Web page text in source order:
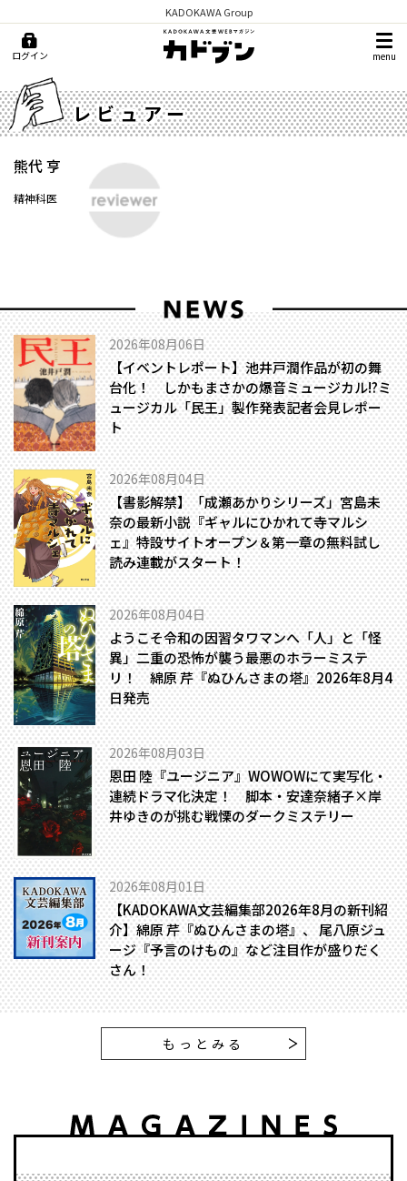
KADOKAWA Group
ログイン menu
レビュアー
熊代 亨
精神科医
2026年08月06日
【イベントレポート】池井戸潤作品が初の舞
台化！ しかもまさかの爆音ミュージカル!?――ミ
ュージカル「民王」製作発表記者会見レポー
ト
2026年08月04日
【書影解禁】「成瀬あかりシリーズ」宮島未
奈の最新小説『ギャルにひかれて寺マルシ
ェ』特設サイトオープン＆第一章の無料試し
読み連載がスタート！
2026年08月04日
ようこそ令和の因習タワマンへ――「人」と「怪
異」二重の恐怖が襲う最悪のホラーミステ
リ！ 綿原 芹『ぬひんさまの塔』2026年8月4
日発売
2026年08月03日
恩田 陸『ユージニア』WOWOWにて実写化・
連続ドラマ化決定！ 脚本・安達奈緒子×岸
井ゆきのが挑む戦慄のダークミステリー
2026年08月01日
【KADOKAWA文芸編集部2026年8月の新刊紹
介】綿原 芹『ぬひんさまの塔』、 尾八原ジュ
ージ『予言のけもの』など注目作が盛りだく
さん！
もっとみる